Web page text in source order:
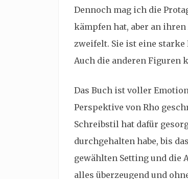
Dennoch mag ich die
kämpfen hat, aber an
zweifelt. Sie ist eine
Auch die anderen Figuren
Das Buch ist voller
Perspektive von Rho
Schreibstil hat dafür
durchgehalten habe, bis
gewählten Setting und die
alles überzeugend und